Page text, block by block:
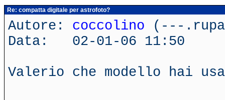
Re: compatta digitale per astrofoto?
Autore: coccolino (---
Data: 02-01-06 11:50
Valerio che modello hai